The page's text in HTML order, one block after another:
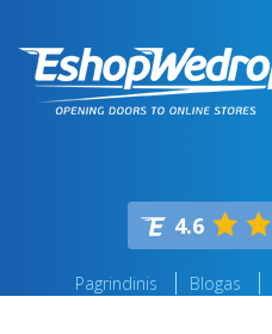
4.6
Pagrindinis Blogas